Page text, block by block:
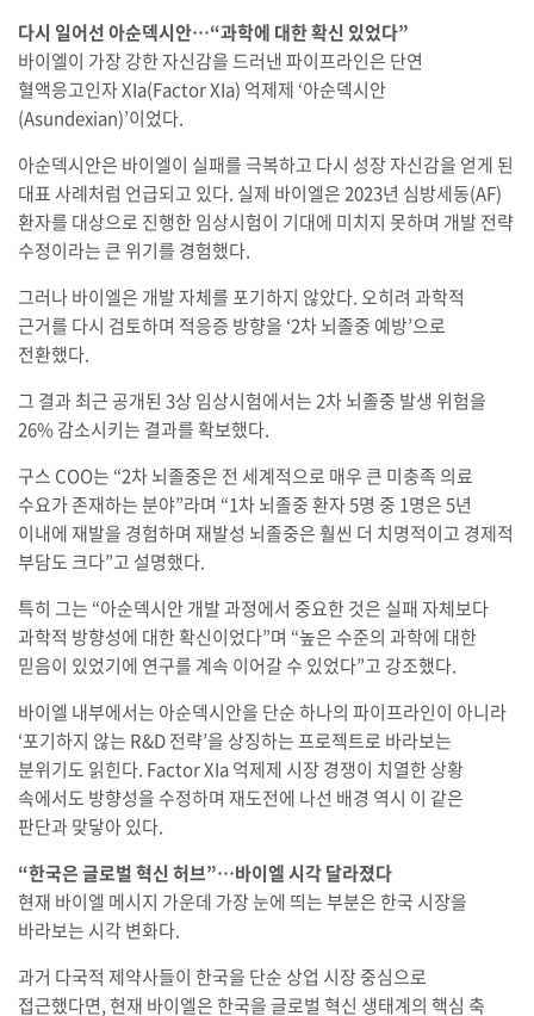
다시 일어선 아순덱시안…“과학에 대한 확신 있었다”
바이엘이 가장 강한 자신감을 드러낸 파이프라인은 단연
혈액응고인자 XIa(Factor XIa) 억제제 ‘아순덱시안
(Asundexian)’이었다.
아순덱시안은 바이엘이 실패를 극복하고 다시 성장 자신감을 얻게 된
대표 사례처럼 언급되고 있다. 실제 바이엘은 2023년 심방세동(AF)
환자를 대상으로 진행한 임상시험이 기대에 미치지 못하며 개발 전략
수정이라는 큰 위기를 경험했다.
그러나 바이엘은 개발 자체를 포기하지 않았다. 오히려 과학적
근거를 다시 검토하며 적응증 방향을 ‘2차 뇌졸중 예방’으로
전환했다.
그 결과 최근 공개된 3상 임상시험에서는 2차 뇌졸중 발생 위험을
26% 감소시키는 결과를 확보했다.
구스 COO는 “2차 뇌졸중은 전 세계적으로 매우 큰 미충족 의료
수요가 존재하는 분야”라며 “1차 뇌졸중 환자 5명 중 1명은 5년
이내에 재발을 경험하며 재발성 뇌졸중은 훨씬 더 치명적이고 경제적
부담도 크다”고 설명했다.
특히 그는 “아순덱시안 개발 과정에서 중요한 것은 실패 자체보다
과학적 방향성에 대한 확신이었다”며 “높은 수준의 과학에 대한
믿음이 있었기에 연구를 계속 이어갈 수 있었다”고 강조했다.
바이엘 내부에서는 아순덱시안을 단순 하나의 파이프라인이 아니라
‘포기하지 않는 R&D 전략’을 상징하는 프로젝트로 바라보는
분위기도 읽힌다. Factor XIa 억제제 시장 경쟁이 치열한 상황
속에서도 방향성을 수정하며 재도전에 나선 배경 역시 이 같은
판단과 맞닿아 있다.
“한국은 글로벌 혁신 허브”…바이엘 시각 달라졌다
현재 바이엘 메시지 가운데 가장 눈에 띄는 부분은 한국 시장을
바라보는 시각 변화다.
과거 다국적 제약사들이 한국을 단순 상업 시장 중심으로
접근했다면, 현재 바이엘은 한국을 글로벌 혁신 생태계의 핵심 축